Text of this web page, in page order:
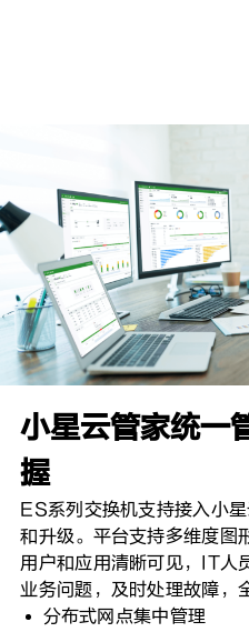
小星云管家统一
握
ES系列交换机支持接入小
和升级。平台支持多维度图
用户和应用清晰可见，IT人
业务问题，及时处理故障，
分布式网点集中管理